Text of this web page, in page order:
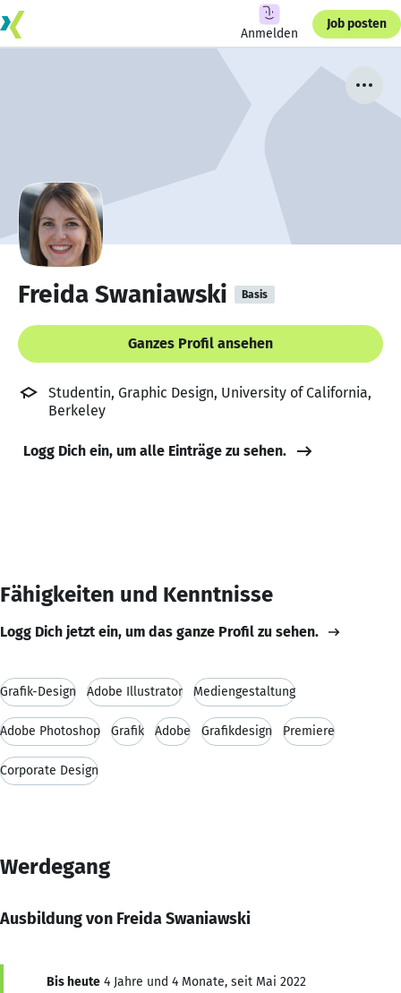
Anmelden
Job posten
Freida Swaniawski Basis
Ganzes Profil ansehen
Studentin, Graphic Design, University of California,
Berkeley
Logg Dich ein, um alle Einträge zu sehen.
Fähigkeiten und Kenntnisse
Logg Dich jetzt ein, um das ganze Profil zu sehen.
Grafik-Design Adobe Illustrator Mediengestaltung
Adobe Photoshop Grafik Adobe Grafikdesign Premiere
Corporate Design
Werdegang
Ausbildung von Freida Swaniawski
Bis heute 4 Jahre und 4 Monate, seit Mai 2022